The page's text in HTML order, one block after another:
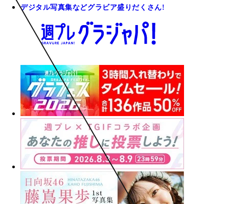
デジタル写真集などグラビア盛りだくさん!